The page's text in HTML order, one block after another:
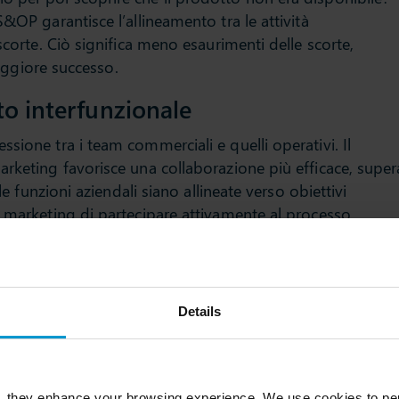
Details
garantisce l’allineamento tra le attività
Ciò significa meno esaurimenti delle scorte,
successo.
interfunzionale
tra i team commerciali e quelli operativi. Il
favorisce una collaborazione più efficace,
funzioni aziendali siano allineate verso obiettivi
di partecipare attivamente al processo
il mix di prodotti, la definizione dei prezzi e le priorità
migliori
all’offerta, S&OP riduce i costosi cambiamenti
e i ribassi. Consente di indirizzare la domanda verso
in ultima analisi sia i ricavi che i profitti.